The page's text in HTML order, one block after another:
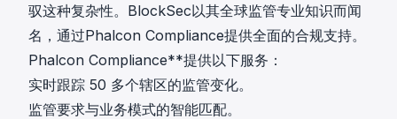
驭这种复杂性。BlockSec以其全球监管专业知识而闻
名，通过Phalcon Compliance提供全面的合规支持。
Phalcon Compliance**提供以下服务：
实时跟踪 50 多个辖区的监管变化。
监管要求与业务模式的智能匹配。